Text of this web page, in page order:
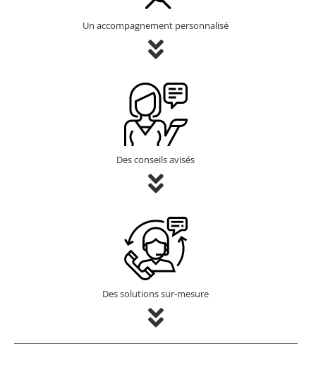
Un accompagnement personnalisé
Des conseils avisés
Des solutions sur-mesure